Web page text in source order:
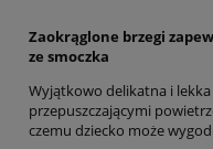
Zaokrąglone brzegi
ze smoczka
Wyjątkowo delikatna i
przepuszczającymi
czemu dziecko może